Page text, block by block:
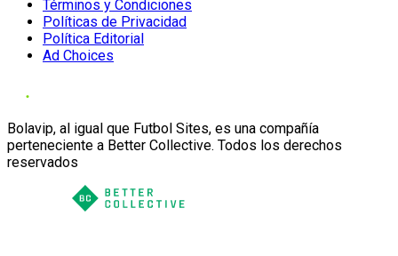
Términos y Condiciones
Políticas de Privacidad
Política Editorial
Ad Choices
Bolavip, al igual que Futbol Sites, es una compañía
perteneciente a Better Collective. Todos los derechos
reservados